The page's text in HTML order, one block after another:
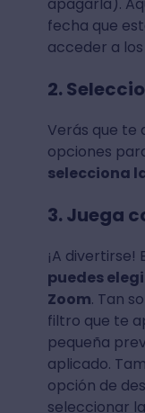
apagarla).
fecha que
acceder a
2.
Verás que te
opciones
selecciona
3. Juega
¡A divertirse!
puedes
Zoom. Tan
filtro que te
pequeña
aplicado.
opción de
seleccionar